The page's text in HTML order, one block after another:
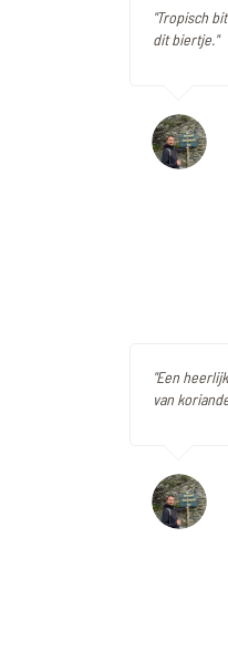
"Tropisch
dit biertje."
"Een
van